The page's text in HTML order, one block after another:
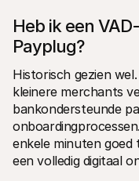
Heb ik een
Payplug?
Historisch gezien
kleinere merchants
bankondersteunde
enkele minuten goed
een volledig digitaal